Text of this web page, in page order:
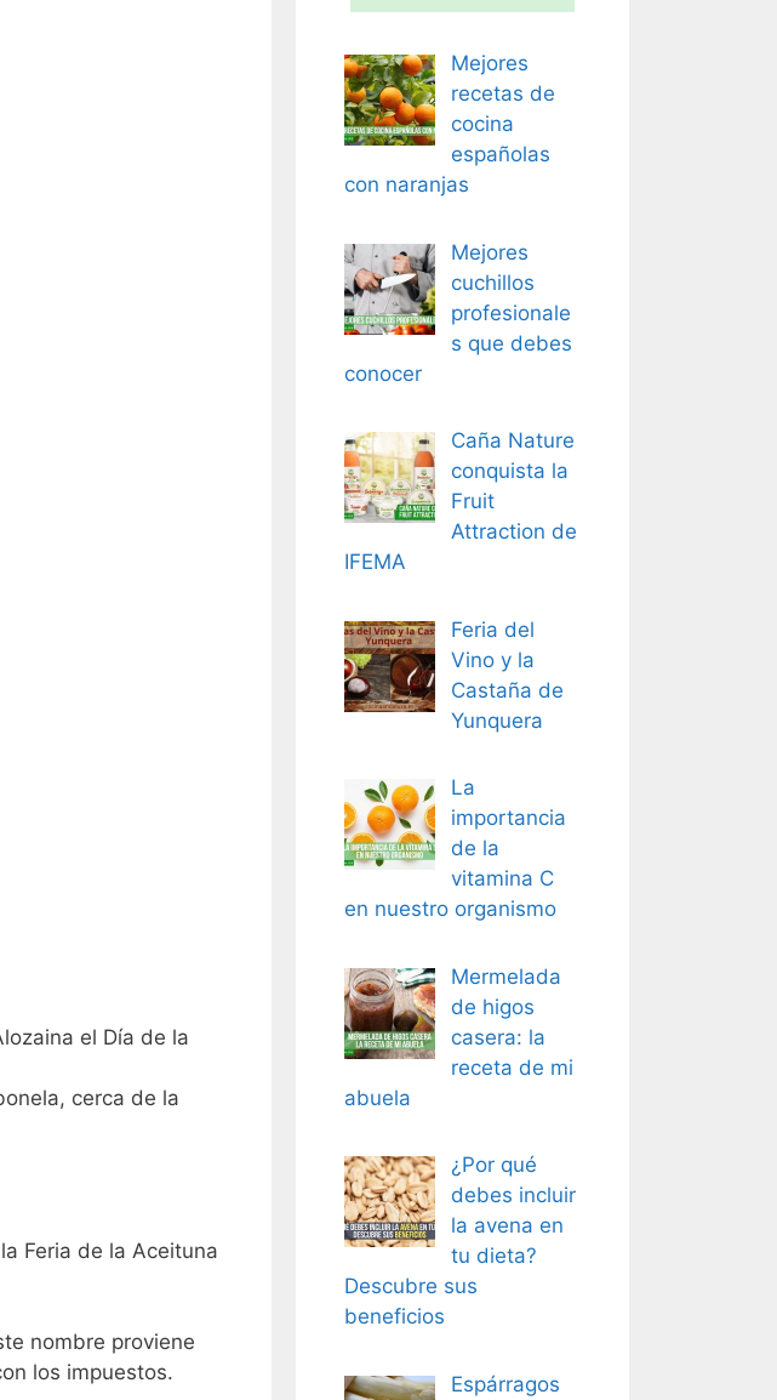
el Día de la
cerca de la
Feria de la Aceituna
nombre proviene
los impuestos.
Mejores
recetas de
cocina
españolas
con naranjas
Mejores
cuchillos
profesionale
s que debes
conocer
Caña Nature
conquista la
Fruit
Attraction de
IFEMA
Feria del
Vino y la
Castaña de
Yunquera
La
importancia
de la
vitamina C
en nuestro organismo
Mermelada
de higos
casera: la
receta de mi
abuela
¿Por qué
debes incluir
la avena en
tu dieta?
Descubre sus
beneficios
Espárragos